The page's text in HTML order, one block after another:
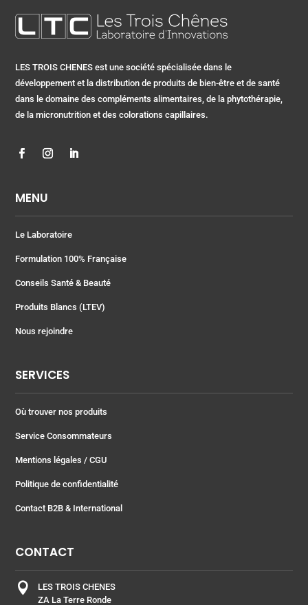
LES TROIS CHENES est une société spécialisée dans le
développement et la distribution de produits de bien-être et de santé
dans le domaine des compléments alimentaires, de la phytothérapie,
de la micronutrition et des colorations capillaires.
MENU
Le Laboratoire
Formulation 100% Française
Conseils Santé & Beauté
Produits Blancs (LTEV)
Nous rejoindre
SERVICES
Où trouver nos produits
Service Consommateurs
Mentions légales / CGU
Politique de confidentialité
Contact B2B & International
CONTACT

LES TROIS CHENES
ZA La Terre Ronde